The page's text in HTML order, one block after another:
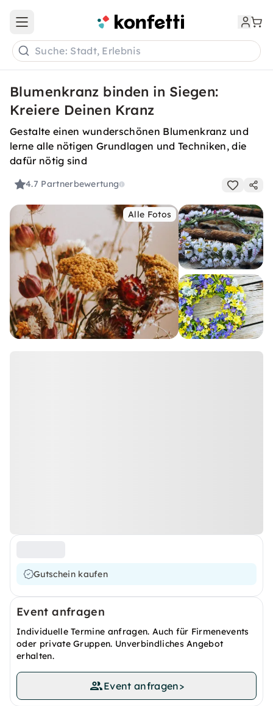
Open main menu
Suche: Stadt, Erlebnis
Blumenkranz binden in Siegen:
Kreiere Deinen Kranz
Gestalte einen wunderschönen Blumenkranz und
lerne alle nötigen Grundlagen und Techniken, die
dafür nötig sind
4.7 Partnerbewertung
Alle Fotos
Gutschein kaufen
Event anfragen
Individuelle Termine anfragen. Auch für Firmenevents
oder private Gruppen. Unverbindliches Angebot
erhalten.
Event anfragen>